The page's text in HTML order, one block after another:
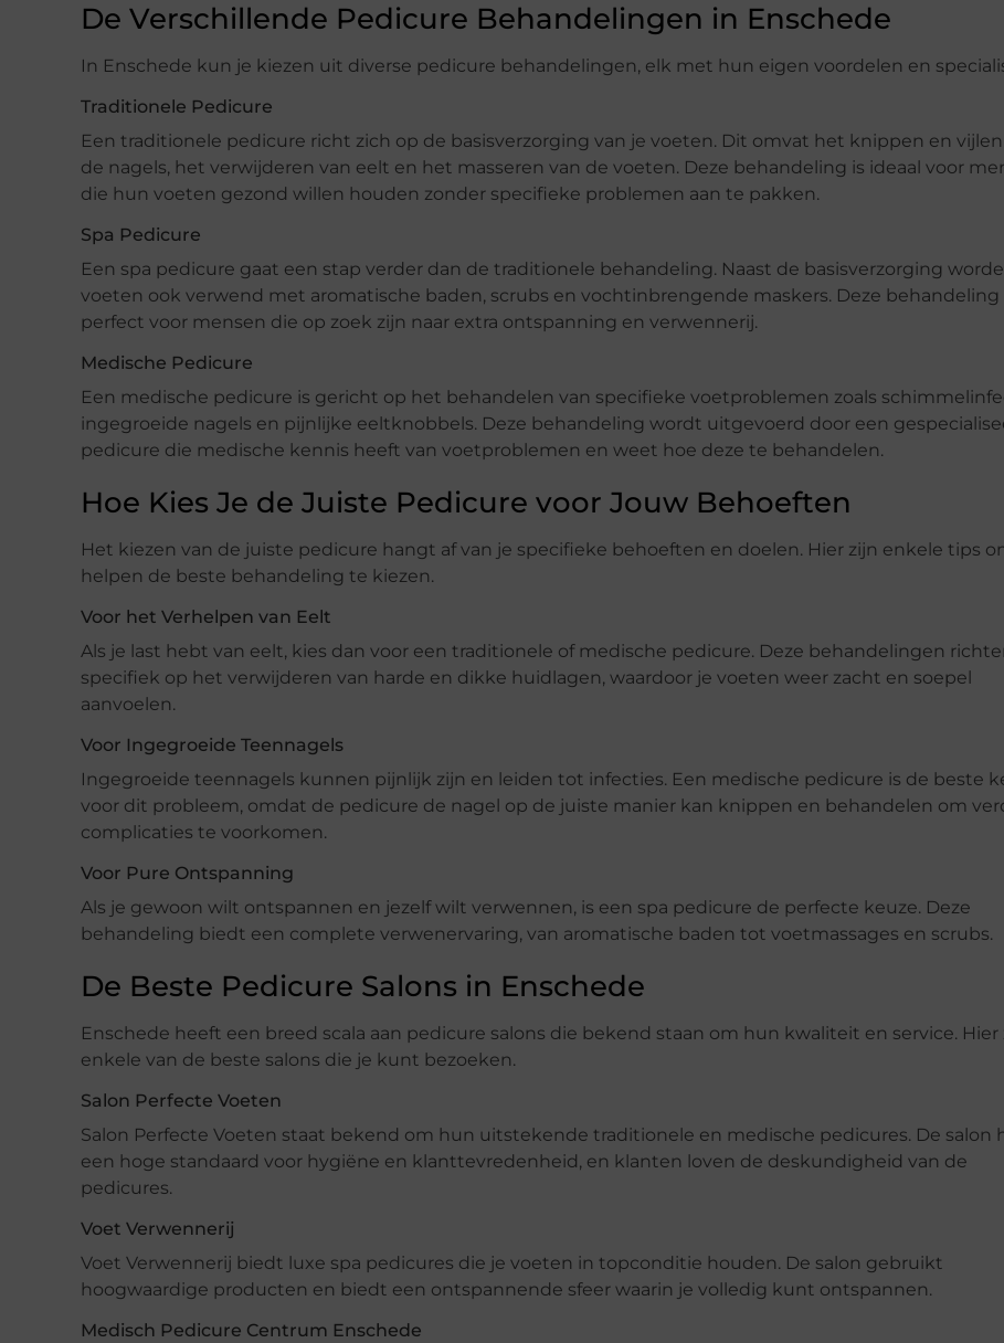
De Verschillende Pedicure Behandelingen in Enschede
In Enschede kun je kiezen uit diverse pedicure behandelingen, elk met hun eigen voordelen en
Traditionele Pedicure
Een traditionele pedicure richt zich op de basisverzorging van je voeten. Dit omvat het knippen en vijlen
de nagels, het verwijderen van eelt en het masseren van de voeten. Deze behandeling is ideaal voor
die hun voeten gezond willen houden zonder specifieke problemen aan te pakken.
Spa Pedicure
Een spa pedicure gaat een stap verder dan de traditionele behandeling. Naast de basisverzorging
voeten ook verwend met aromatische baden, scrubs en vochtinbrengende maskers. Deze behandeling
perfect voor mensen die op zoek zijn naar extra ontspanning en verwennerij.
Medische Pedicure
Een medische pedicure is gericht op het behandelen van specifieke voetproblemen zoals
ingegroeide nagels en pijnlijke eeltknobbels. Deze behandeling wordt uitgevoerd door een
pedicure die medische kennis heeft van voetproblemen en weet hoe deze te behandelen.
Hoe Kies Je de Juiste Pedicure voor Jouw Behoeften
Het kiezen van de juiste pedicure hangt af van je specifieke behoeften en doelen. Hier zijn enkele tips
helpen de beste behandeling te kiezen.
Voor het Verhelpen van Eelt
Als je last hebt van eelt, kies dan voor een traditionele of medische pedicure. Deze behandelingen
specifiek op het verwijderen van harde en dikke huidlagen, waardoor je voeten weer zacht en soepel
aanvoelen.
Voor Ingegroeide Teennagels
Ingegroeide teennagels kunnen pijnlijk zijn en leiden tot infecties. Een medische pedicure is de beste
voor dit probleem, omdat de pedicure de nagel op de juiste manier kan knippen en behandelen om
complicaties te voorkomen.
Voor Pure Ontspanning
Als je gewoon wilt ontspannen en jezelf wilt verwennen, is een spa pedicure de perfecte keuze. Deze
behandeling biedt een complete verwenervaring, van aromatische baden tot voetmassages en scrubs.
De Beste Pedicure Salons in Enschede
Enschede heeft een breed scala aan pedicure salons die bekend staan om hun kwaliteit en service. Hier
enkele van de beste salons die je kunt bezoeken.
Salon Perfecte Voeten
Salon Perfecte Voeten staat bekend om hun uitstekende traditionele en medische pedicures. De salon
een hoge standaard voor hygiëne en klanttevredenheid, en klanten loven de deskundigheid van de
pedicures.
Voet Verwennerij
Voet Verwennerij biedt luxe spa pedicures die je voeten in topconditie houden. De salon gebruikt
hoogwaardige producten en biedt een ontspannende sfeer waarin je volledig kunt ontspannen.
Medisch Pedicure Centrum Enschede